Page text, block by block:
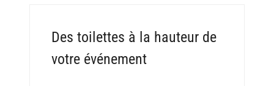
Des toilettes à la hauteur de
votre événement